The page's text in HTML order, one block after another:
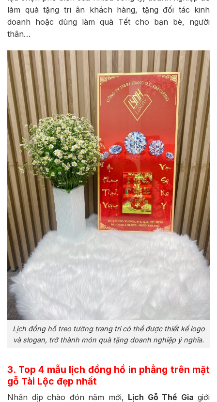
làm quà tặng tri ân khách hàng, tặng đối tác kinh
doanh hoặc dùng làm quà Tết cho bạn bè, người
thân…
Lịch đồng hồ treo tường trang trí có thể được thiết kế logo
và slogan, trở thành món quà tặng doanh nghiệp ý nghĩa.
3. Top 4 mẫu lịch đồng hồ in phẳng trên mặt
gỗ Tài Lộc đẹp nhất
Nhân dịp chào đón năm mới, Lịch Gỗ Thế Gia giới